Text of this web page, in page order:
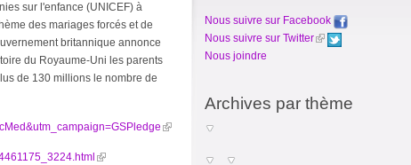
sur l'enfance (UNICEF) à
des mariages forcés et de
britannique annonce
du Royaume-Uni les parents
de 130 millions le nombre de
Nous suivre sur Facebook
Nous suivre sur Twitter
Nous joindre
Archives par thème